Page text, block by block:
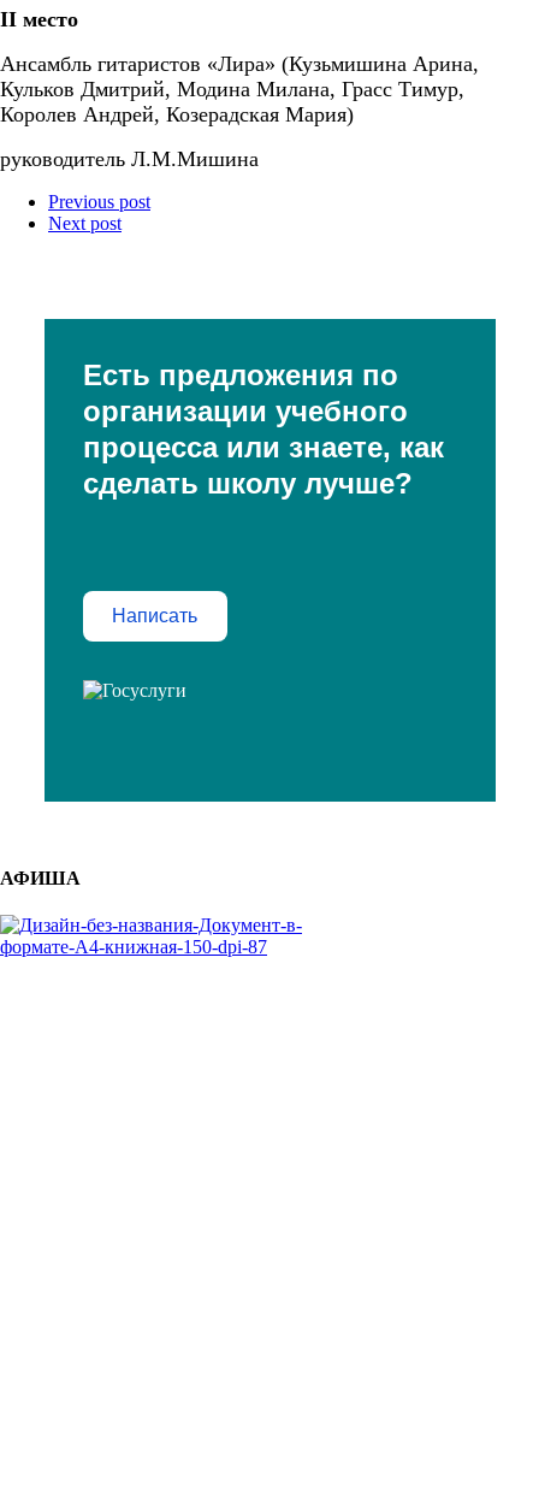
II место
Ансамбль гитаристов «Лира» (Кузьмишина Арина,
Кульков Дмитрий, Модина Милана, Грасс Тимур,
Королев Андрей, Козерадская Мария)
руководитель Л.М.Мишина
Previous post
Next post
Есть предложения по
организации учебного
процесса или знаете, как
сделать школу лучше?
Написать
АФИША